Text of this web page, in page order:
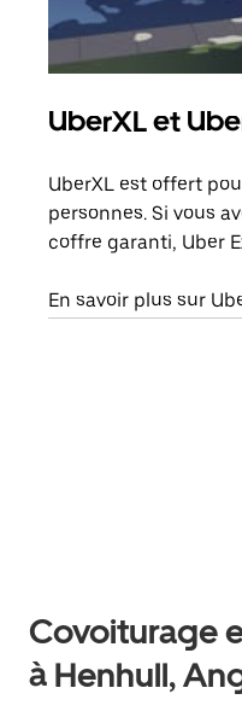
UberXL et
UberXL est offert
personnes. Si vous
coffre garanti, Uber
En savoir plus sur
Covoiturage
à Henhull,